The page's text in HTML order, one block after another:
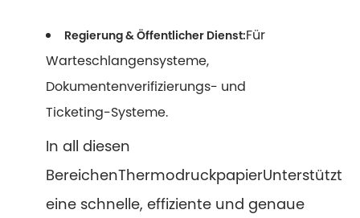
Regierung & Öffentlicher Dienst:Für
Warteschlangensysteme,
Dokumentenverifizierungs- und
Ticketing-Systeme.
In all diesen
BereichenThermodruckpapierUnterstützt
eine schnelle, effiziente und genaue